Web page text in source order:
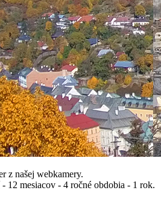
z našej webkamery.
12 mesiacov - 4 ročné obdobia - 1 rok.